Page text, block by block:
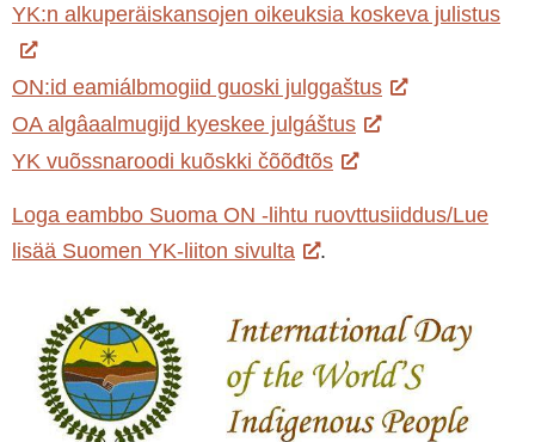
YK:n alkuperäiskansojen oikeuksia koskeva julistus
ON:id eamiálbmogiid guoski julggaštus
OA algâaalmugijd kyeskee julgáštus
YK vuõssnaroodi kuõskki čõõđtõs
Loga eambbo Suoma ON -lihtu ruovttusiiddus/Lue
lisää Suomen YK-liiton sivulta
.